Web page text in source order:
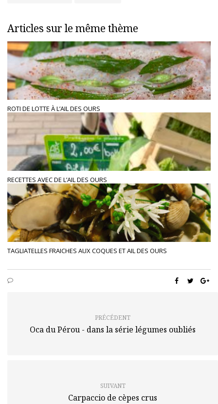
Articles sur le même thème
ROTI DE LOTTE À L’AIL DES OURS
RECETTES AVEC DE L’AIL DES OURS
TAGLIATELLES FRAICHES AUX COQUES ET AIL DES OURS
PRÉCÉDENT
Oca du Pérou - dans la série légumes oubliés
SUIVANT
Carpaccio de cèpes crus